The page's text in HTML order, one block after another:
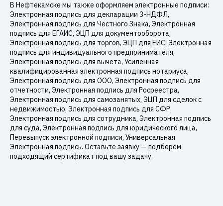
В Нефтекамске мы также оформляем электронные подписи:
Электронная подпись для декларации 3-НДФЛ,
Электронная подпись для Честного Знака, Электронная
подпись для ЕГАИС, ЭЦП для документооборота,
Электронная подпись для торгов, ЭЦП для ЕИС, Электронная
подпись для индивидуального предпринимателя,
Электронная подпись для вычета, Усиленная
квалифицированная электронная подпись нотариуса,
Электронная подпись для ООО, Электронная подпись для
отчетности, Электронная подпись для Росреестра,
Электронная подпись для самозанятых, ЭЦП для сделок с
недвижимостью, Электронная подпись для СФР,
Электронная подпись для сотрудника, Электронная подпись
для суда, Электронная подпись для юридического лица,
Перевыпуск электронной подписи, Универсальная
Электронная подпись. Оставьте заявку — подберём
подходящий сертификат под вашу задачу.